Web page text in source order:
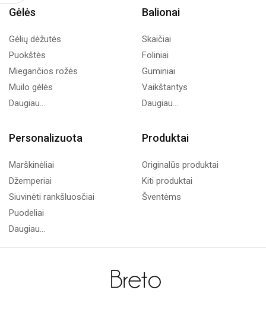
Gėlės
Gėlių dėžutės
Puokštės
Miegančios rožės
Muilo gėlės
Daugiau...
Balionai
Skaičiai
Foliniai
Guminiai
Vaikštantys
Daugiau...
Personalizuota
Marškinėliai
Džemperiai
Siuvinėti rankšluosčiai
Puodeliai
Daugiau...
Produktai
Originalūs produktai
Kiti produktai
Šventėms